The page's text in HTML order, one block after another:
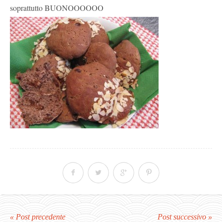
soprattutto BUONOOOOOO
« Post precedente Post successivo »